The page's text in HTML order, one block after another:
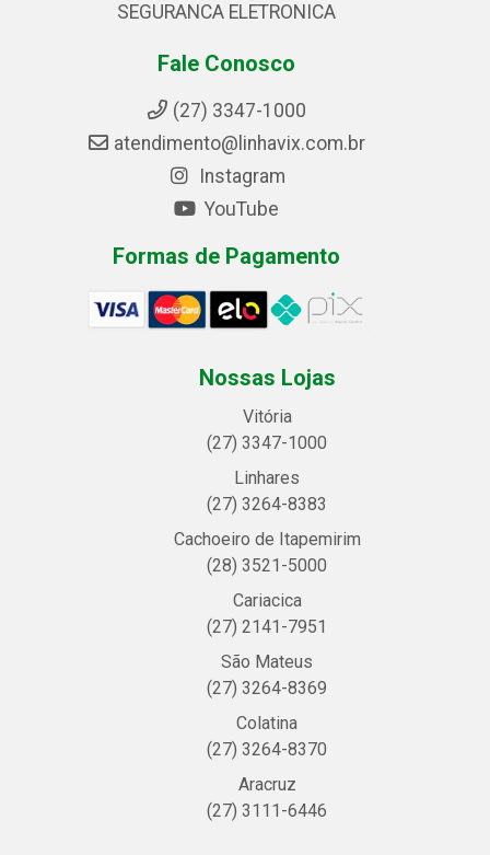
SEGURANCA ELETRONICA
Fale Conosco
(27) 3347-1000
atendimento@linhavix.com.br
Instagram
YouTube
Formas de Pagamento
Nossas Lojas
Vitória
(27) 3347-1000
Linhares
(27) 3264-8383
Cachoeiro de Itapemirim
(28) 3521-5000
Cariacica
(27) 2141-7951
São Mateus
(27) 3264-8369
Colatina
(27) 3264-8370
Aracruz
(27) 3111-6446